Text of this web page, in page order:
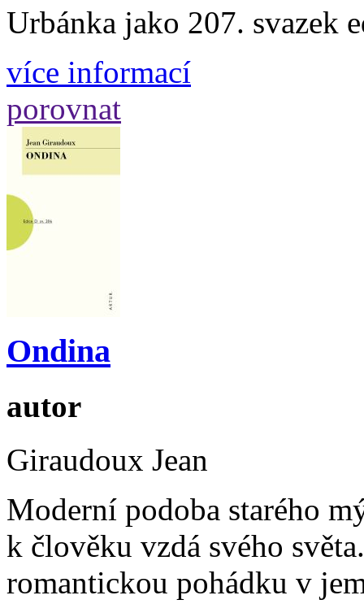
Urbánka jako 207. svazek
více informací
porovnat
Ondina
autor
Giraudoux Jean
Moderní podoba starého
k člověku vzdá svého
romantickou pohádku v